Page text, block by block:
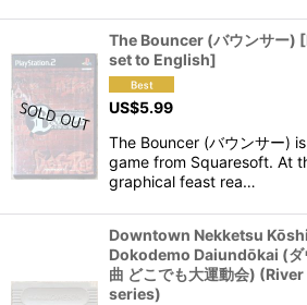
The Bouncer (バウンサー)
set to English]
US$5.99
The Bouncer (バウンサー)
game from Squaresoft. At
graphical feast rea…
Downtown Nekketsu
Dokodemo Daiundōkai (ダ
曲 どこでも大運動会)
series)